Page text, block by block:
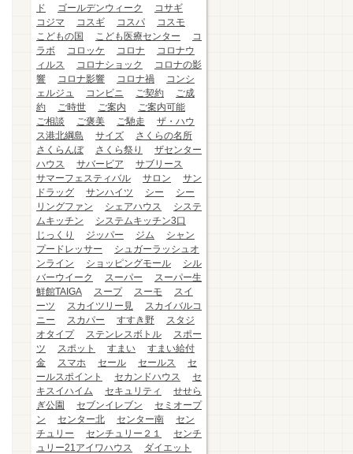
ド
ゴールデンウィーク
コサギ
コジマ
コスギ コスパ
コスモ
こどもの国
こども医療センター
コ
ラボ
コロッケ コロナ
コロナウ
ィルス
コロナショック
コロナの影
響
コロナ影響 コロナ禍
コンシ
ェルジュ
コンビニ ご契約
ご成
約
ご時世 ご案内
ご案内可能
ご相談
ご褒美 ご馳走
ザ・ハウ
ス港北綱島
サイズ
さくらの名所
さくらんぼ
さくら祭り
ザセンター
ハウス
サバービア
サブリース
サマーフェスティバル
サロン
サン
ドラッグ
サンハイツ シー
シー
リングファン
シェアハウス
システ
ムキッチン
システムキッチン3口
じっくり
ジッパー ジム
シャン
プードレッサー
シュガーラッシュオ
ンライン
ショッピングモール
シル
バーウイーク
スーパー
スーパー生
鮮館TAIGA
スープ スーモ
スイ
ーツ
スカイツリー見
スカイバルコ
ニー
スカパー すすき野
スタジ
オタイプ
ステンレスボトル
スポー
ツ
スポット すまい
すまい給付
金
スマホ セール セールス
セ
ールスポイント
セカンドハウス
セ
キスイハイム
セキュリティ
せせら
ぎ公園
セブンイレブン
セミオープ
ン
センター北 センター南
セン
チュリー
センチュリー２１
センチ
ュリー21アイワハウス
ダイエット